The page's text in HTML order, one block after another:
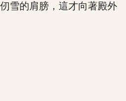
的肩膀，這才向著殿外